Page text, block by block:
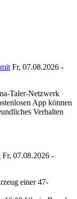
Fr, 07.08.2026 -
Taler-Netzwerk
App können
Verhalten
Fr, 07.08.2026 -
einer 47-